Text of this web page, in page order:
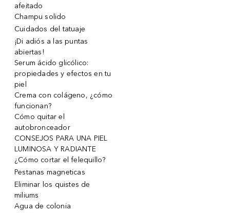
afeitado
Champu solido
Cuidados del tatuaje
¡Di adiós a las puntas
abiertas!
Serum ácido glicólico:
propiedades y efectos en tu
piel
Crema con colágeno, ¿cómo
funcionan?
Cómo quitar el
autobronceador
CONSEJOS PARA UNA PIEL
LUMINOSA Y RADIANTE
¿Cómo cortar el felequillo?
Pestanas magneticas
Eliminar los quistes de
miliums
Agua de colonia